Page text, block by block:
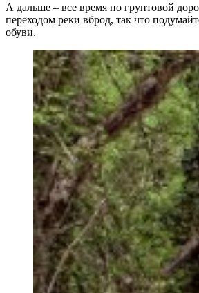
А дальше – все время по грунтовой
переходом реки вброд, так что
обуви.